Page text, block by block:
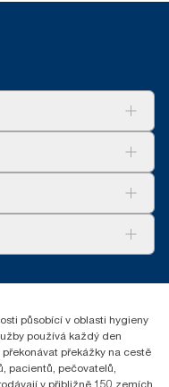
94 působící v oblasti hygieny
používá každý den
překážky na cestě
pacientů, pečovatelů,
v přibližně 150 zemích